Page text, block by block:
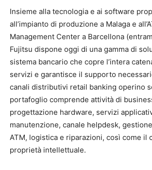
Insieme alla tecnologia e ai software
all’impianto di produzione a Malaga e
Management Center a Barcellona
Fujitsu dispone oggi di una gamma di
sistema bancario che copre l’intera
servizi e garantisce il supporto
canali distributivi retail banking operino
portafoglio comprende attività di
progettazione hardware, servizi
manutenzione, canale helpdesk,
ATM, logistica e riparazioni, così come il
proprietà intellettuale.